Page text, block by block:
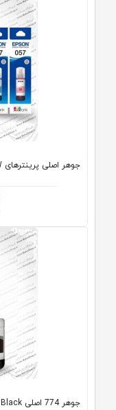
جوهر اصلی پرینترهای L18050 , L8050 , L8150 , L8150W اپسون
جوهر 774 اصلی Epson Black